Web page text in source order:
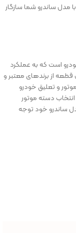
مدل ساندرو شما سازگار
است که به عملکرد
از برندهای معتبر و
و تعلیق خودرو
دسته موتور
ساندرو خود توجه